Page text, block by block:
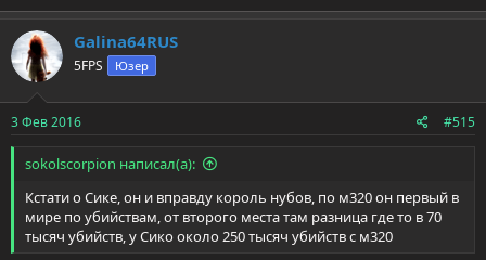
Galina64RUS
5FPS Юзер
3 Фев 2016 #515
sokolscorpion написал(а):
Кстати о Сике, он и вправду король нубов, по м320 он первый в
мире по убийствам, от второго места там разница где то в 70
тысяч убийств, у Сико около 250 тысяч убийств с м320